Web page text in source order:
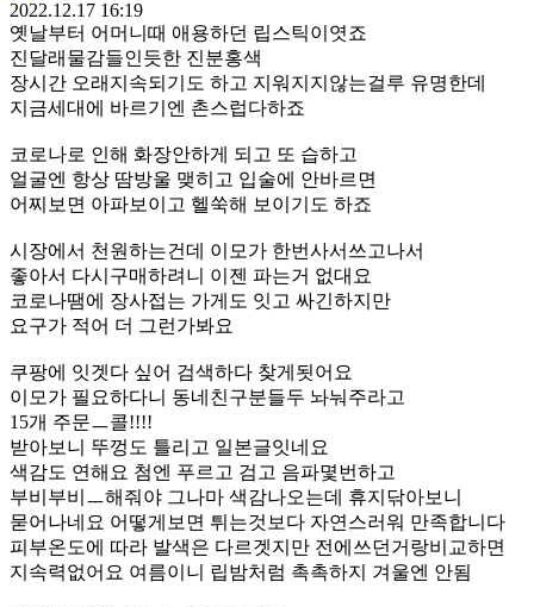
2022.12.17 16:19
옛날부터 어머니때 애용하던 립스틱이엿죠
진달래물감들인듯한 진분홍색
장시간 오래지속되기도 하고 지워지지않는걸루 유명한데
지금세대에 바르기엔 촌스럽다하죠
코로나로 인해 화장안하게 되고 또 습하고
얼굴엔 항상 땀방울 맺히고 입술에 안바르면
어찌보면 아파보이고 헬쑥해 보이기도 하죠
시장에서 천원하는건데 이모가 한번사서쓰고나서
좋아서 다시구매하려니 이젠 파는거 없대요
코로나땜에 장사접는 가게도 잇고 싸긴하지만
요구가 적어 더 그런가봐요
쿠팡에 잇겟다 싶어 검색하다 찾게됫어요
이모가 필요하다니 동네친구분들두 놔눠주라고
15개 주문ㅡ콜!!!!
받아보니 뚜껑도 틀리고 일본글잇네요
색감도 연해요 첨엔 푸르고 검고 음파몇번하고
부비부비ㅡ해줘야 그나마 색감나오는데 휴지닦아보니
묻어나네요 어떻게보면 튀는것보다 자연스러워 만족합니다
피부온도에 따라 발색은 다르겟지만 전에쓰던거랑비교하면
지속력없어요 여름이니 립밤처럼 촉촉하지 겨울엔 안됨